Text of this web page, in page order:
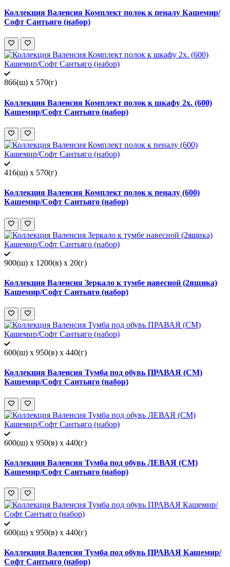
Коллекция Валенсия Комплект полок к пеналу Кашемир/
Софт Сантьяго (набор)
866(ш) x 570(г)
Коллекция Валенсия Комплект полок к шкафу 2х. (600)
Кашемир/Софт Сантьяго (набор)
416(ш) x 570(г)
Коллекция Валенсия Комплект полок к пеналу (600)
Кашемир/Софт Сантьяго (набор)
900(ш) x 1200(в) x 20(г)
Коллекция Валенсия Зеркало к тумбе навесной (2ящика)
Кашемир/Софт Сантьяго (набор)
600(ш) x 950(в) x 440(г)
Коллекция Валенсия Тумба под обувь ПРАВАЯ (СМ)
Кашемир/Софт Сантьяго (набор)
600(ш) x 950(в) x 440(г)
Коллекция Валенсия Тумба под обувь ЛЕВАЯ (СМ)
Кашемир/Софт Сантьяго (набор)
600(ш) x 950(в) x 440(г)
Коллекция Валенсия Тумба под обувь ПРАВАЯ Кашемир/
Софт Сантьяго (набор)